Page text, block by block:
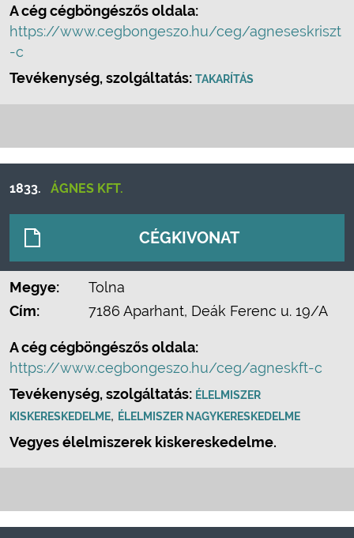
A cég cégböngészős oldala:
https://www.cegbongeszo.hu/ceg/agneseskriszt
-c
Tevékenység, szolgáltatás: TAKARÍTÁS
1833. ÁGNES KFT.
CÉGKIVONAT
Megye:
Tolna
Cím:
7186 Aparhant, Deák Ferenc u. 19/A
A cég cégböngészős oldala:
https://www.cegbongeszo.hu/ceg/agneskft-c
Tevékenység, szolgáltatás: ÉLELMISZER
KISKERESKEDELME, ÉLELMISZER NAGYKERESKEDELME
Vegyes élelmiszerek kiskereskedelme.